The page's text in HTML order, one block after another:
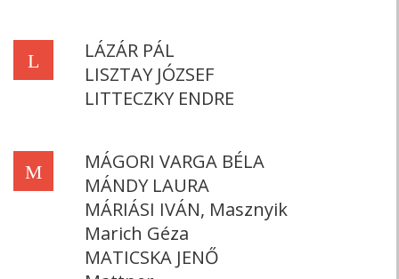
L
LÁZÁR PÁL
LISZTAY JÓZSEF
LITTECZKY ENDRE
M
MÁGORI VARGA BÉLA
MÁNDY LAURA
MÁRIÁSI IVÁN, Masznyik
Marich Géza
MATICSKA JENŐ